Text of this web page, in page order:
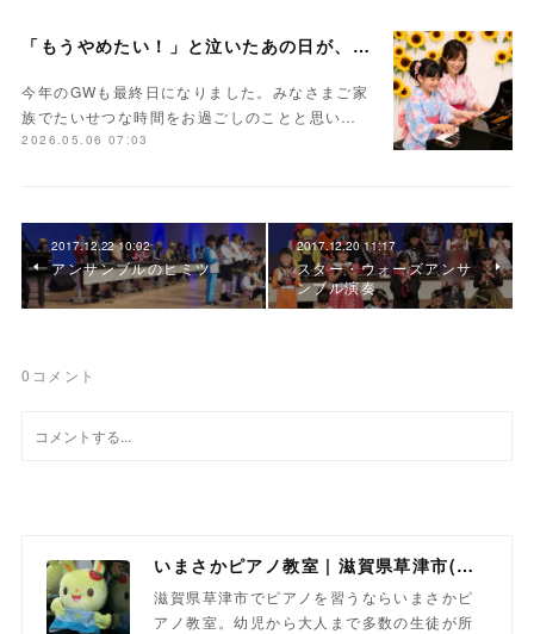
「もうやめたい！」と泣いたあの日が、未来の力になる
今年のGWも最終日になりました。みなさまご家
族でたいせつな時間をお過ごしのことと思い…
2026.05.06 07:03
2017.12.22 10:02
アンサンブルのヒミツ
2017.12.20 11:17
スター・ウォーズアンサ
ンブル演奏
0 コメント
いまさかピアノ教室 | 滋賀県草津市(南草津)のピアノ教室
滋賀県草津市でピアノを習うならいまさかピ
アノ教室。幼児から大人まで多数の生徒が所